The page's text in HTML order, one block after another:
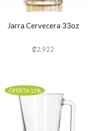
Jarra Cervecera 33oz
₡2,922
OFERTA 11%